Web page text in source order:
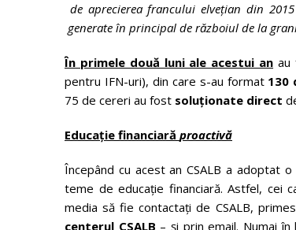
de aprecierea francului elvețian din
generate în principal de războiul de la
În primele două luni ale acestui an au
pentru IFN-uri), din care s-au format 130
75 de cereri au fost soluționate direct
Educație financiară proactivă
Începând cu acest an CSALB a adoptat
teme de educație financiară. Astfel, cei
media să fie contactați de CSALB,
centerul CSALB – și prin email. Numai